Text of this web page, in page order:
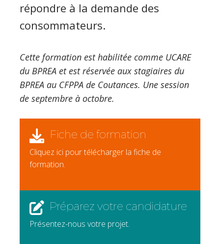
répondre à la demande des
consommateurs.
Cette formation est habilitée comme UCARE
du BPREA et est réservée aux stagiaires du
BPREA au CFPPA de Coutances. Une session
de septembre à octobre.
Fiche de formation
Cliquez ici pour télécharger la fiche de
formation.
Préparez votre candidature
Présentez-nous votre projet.